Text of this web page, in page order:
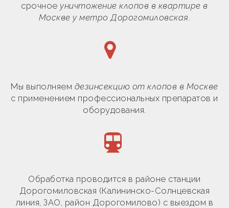
срочное уничтожение клопов в квартире в
Москве у метро Дорогомиловская.
Мы выполняем дезинсекцию от клопов в Москве
с применением профессиональных препаратов и
оборудования.
Обработка проводится в районе станции
Дорогомиловская (Калининско-Солнцевская
линия, ЗАО, район Дорогомилово) с выездом в